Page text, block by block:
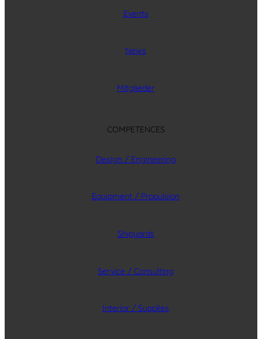
Events
News
Mitglieder
COMPETENCES
Design / Engineering
Equipment / Propulsion
Shipyards
Service / Consulting
Interior / Supplies